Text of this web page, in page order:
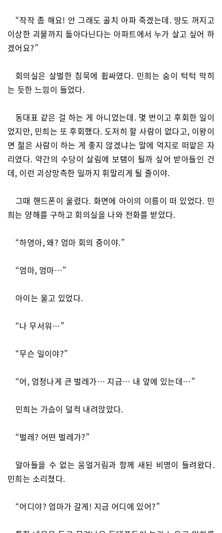
“작작 좀 해요! 안 그래도 골치 아파 죽겠는데. 땅도 꺼지고
이상한 괴물까지 돌아다닌다는 아파트에서 누가 살고 싶어 하
겠어요?”
회의실은 살벌한 침묵에 휩싸였다. 민희는 숨이 턱턱 막히
는 듯한 느낌이 들었다.
동대표 같은 걸 하는 게 아니었는데. 몇 번이고 후회한 일이
었지만, 민희는 또 후회했다. 도저히 할 사람이 없다고, 이왕이
면 젊은 사람이 하는 게 좋지 않겠냐는 말에 억지로 떠맡은 자
리였다. 약간의 수당이 살림에 보탬이 될까 싶어 받아들인 건
데, 이런 괴상망측한 일까지 휘말리게 될 줄이야.
그때 핸드폰이 울렸다. 화면에 아이의 이름이 떠 있었다. 민
희는 양해를 구하고 회의실을 나와 전화를 받았다.
“하영아, 왜? 엄마 회의 중이야.”
“엄마, 엄마…”
아이는 울고 있었다.
“나 무서워…”
“무슨 일이야?”
“어, 엄청나게 큰 벌레가… 지금… 내 앞에 있는데…”
민희는 가슴이 덜컥 내려앉았다.
“벌레? 어떤 벌레가?”
알아들을 수 없는 웅얼거림과 함께 새된 비명이 들려왔다.
민희는 소리쳤다.
“어디야? 엄마가 갈게! 지금 어디에 있어?”